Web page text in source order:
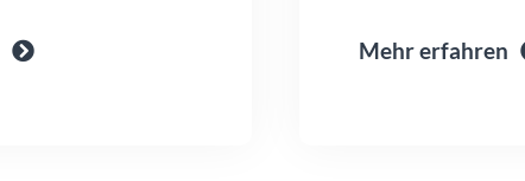
Mehr erfahren